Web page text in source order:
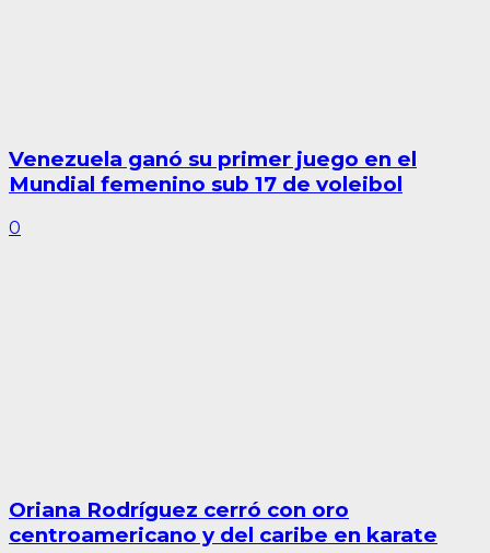
Venezuela ganó su primer juego en el
Mundial femenino sub 17 de voleibol
0
Oriana Rodríguez cerró con oro
centroamericano y del caribe en karate